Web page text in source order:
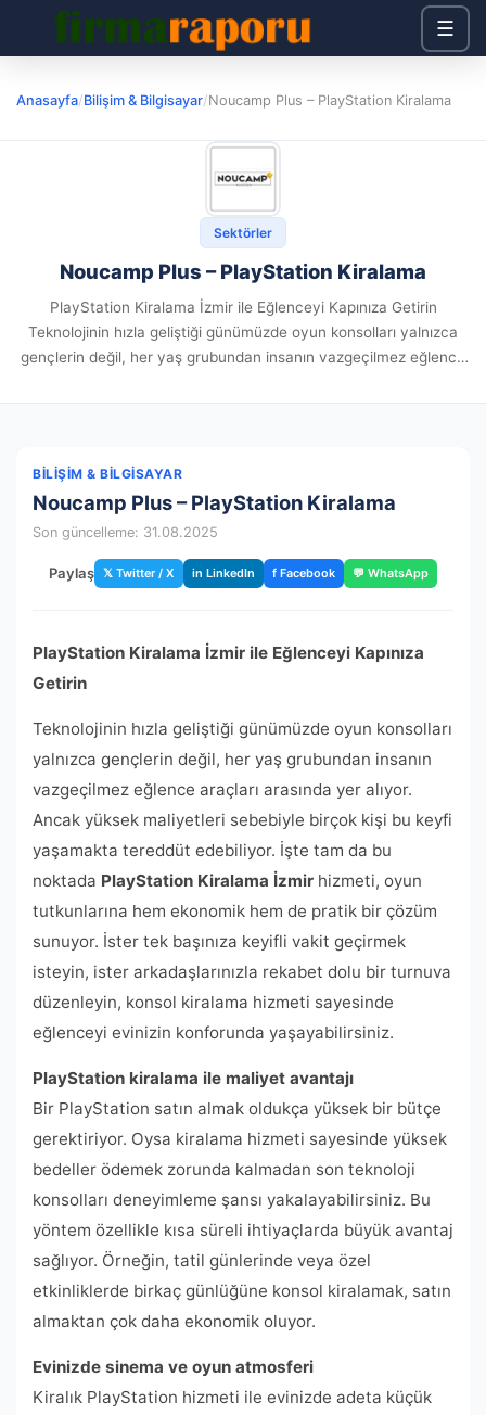
☰
Anasayfa/Bilişim & Bilgisayar/Noucamp Plus – PlayStation Kiralama
Sektörler
Noucamp Plus – PlayStation Kiralama
PlayStation Kiralama İzmir ile Eğlenceyi Kapınıza Getirin
Teknolojinin hızla geliştiği günümüzde oyun konsolları yalnızca
gençlerin değil, her yaş grubundan insanın vazgeçilmez eğlence
BILIŞIM & BILGISAYAR
Noucamp Plus – PlayStation Kiralama
Son güncelleme: 31.08.2025
Paylaş 𝕏 Twitter / X in LinkedIn f Facebook 💬 WhatsApp
PlayStation Kiralama İzmir ile Eğlenceyi Kapınıza
Getirin
Teknolojinin hızla geliştiği günümüzde oyun konsolları
yalnızca gençlerin değil, her yaş grubundan insanın
vazgeçilmez eğlence araçları arasında yer alıyor.
Ancak yüksek maliyetleri sebebiyle birçok kişi bu keyfi
yaşamakta tereddüt edebiliyor. İşte tam da bu
noktada PlayStation Kiralama İzmir hizmeti, oyun
tutkunlarına hem ekonomik hem de pratik bir çözüm
sunuyor. İster tek başınıza keyifli vakit geçirmek
isteyin, ister arkadaşlarınızla rekabet dolu bir turnuva
düzenleyin, konsol kiralama hizmeti sayesinde
eğlenceyi evinizin konforunda yaşayabilirsiniz.
PlayStation kiralama ile maliyet avantajı
Bir PlayStation satın almak oldukça yüksek bir bütçe
gerektiriyor. Oysa kiralama hizmeti sayesinde yüksek
bedeller ödemek zorunda kalmadan son teknoloji
konsolları deneyimleme şansı yakalayabilirsiniz. Bu
yöntem özellikle kısa süreli ihtiyaçlarda büyük avantaj
sağlıyor. Örneğin, tatil günlerinde veya özel
etkinliklerde birkaç günlüğüne konsol kiralamak, satın
almaktan çok daha ekonomik oluyor.
Evinizde sinema ve oyun atmosferi
Kiralık PlayStation hizmeti ile evinizde adeta küçük